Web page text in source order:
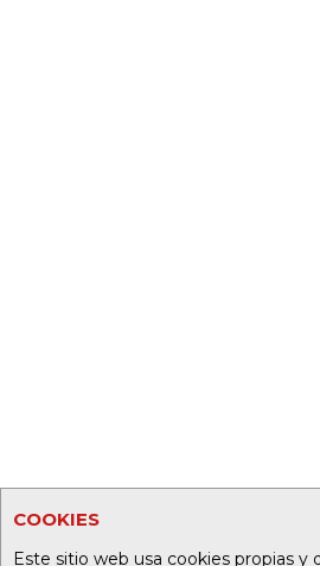
COOKIES
Este sitio web usa cookies propias y